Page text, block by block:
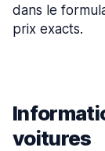
dans le
prix exacts.
voitures